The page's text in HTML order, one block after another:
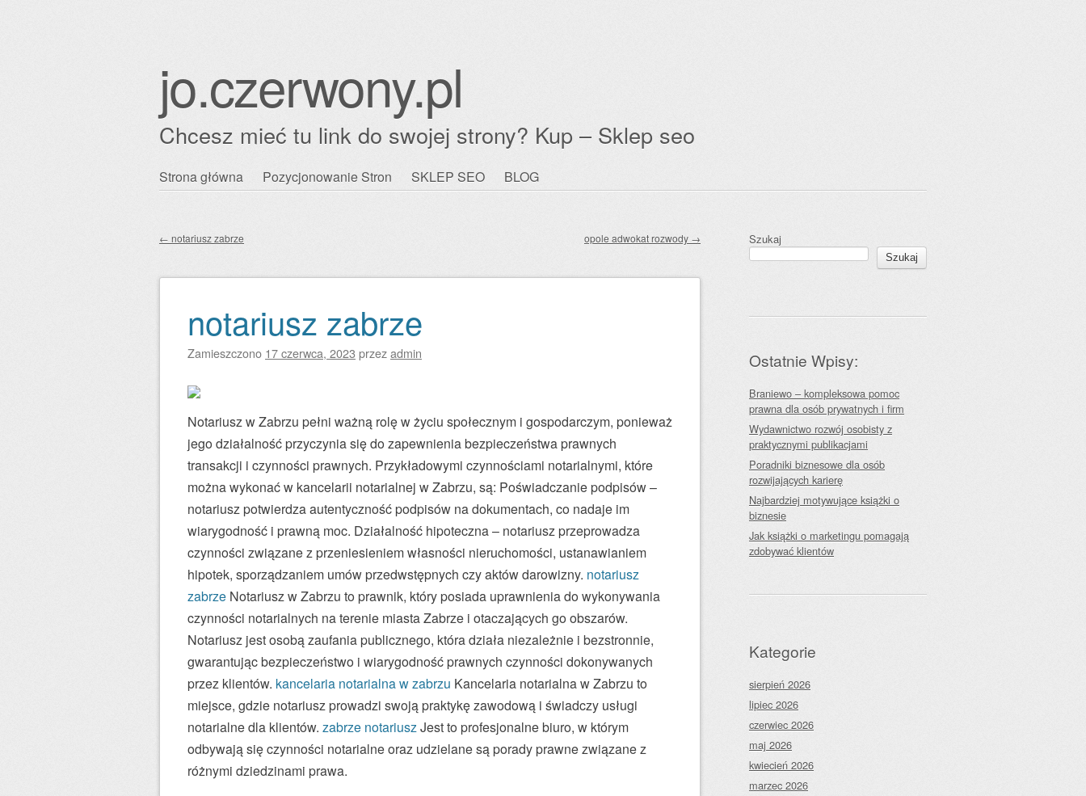
jo.czerwony.pl
Chcesz mieć tu link do swojej strony? Kup – Sklep seo
Przejdź
Strona główna Pozycjonowanie Stron SKLEP SEO BLOG
Zobacz wpisy
← notariusz zabrze opole adwokat rozwody →
notariusz zabrze
Zamieszczono 17 czerwca, 2023 przezadmin
Notariusz w Zabrzu pełni ważną rolę w życiu społecznym i gospodarczym, ponieważ
jego działalność przyczynia się do zapewnienia bezpieczeństwa prawnych
transakcji i czynności prawnych. Przykładowymi czynnościami notarialnymi, które
można wykonać w kancelarii notarialnej w Zabrzu, są: Poświadczanie podpisów –
notariusz potwierdza autentyczność podpisów na dokumentach, co nadaje im
wiarygodność i prawną moc. Działalność hipoteczna – notariusz przeprowadza
czynności związane z przeniesieniem własności nieruchomości, ustanawianiem
hipotek, sporządzaniem umów przedwstępnych czy aktów darowizny. notariusz
zabrze Notariusz w Zabrzu to prawnik, który posiada uprawnienia do wykonywania
czynności notarialnych na terenie miasta Zabrze i otaczających go obszarów.
Notariusz jest osobą zaufania publicznego, która działa niezależnie i bezstronnie,
gwarantując bezpieczeństwo i wiarygodność prawnych czynności dokonywanych
przez klientów. kancelaria notarialna w zabrzu Kancelaria notarialna w Zabrzu to
miejsce, gdzie notariusz prowadzi swoją praktykę zawodową i świadczy usługi
notarialne dla klientów. zabrze notariuszJest to profesjonalne biuro, w którym
odbywają się czynności notarialne oraz udzielane są porady prawne związane z
różnymi dziedzinami prawa.
Szukaj
Szukaj
Ostatnie Wpisy:
Braniewo – kompleksowa pomoc
prawna dla osób prywatnych i firm
Wydawnictwo rozwój osobisty z
praktycznymi publikacjami
Poradniki biznesowe dla osób
rozwijających karierę
Najbardziej motywujące książki o
biznesie
Jak książki o marketingu pomagają
zdobywać klientów
Kategorie
sierpień 2026
lipiec 2026
czerwiec 2026
maj 2026
kwiecień 2026
marzec 2026